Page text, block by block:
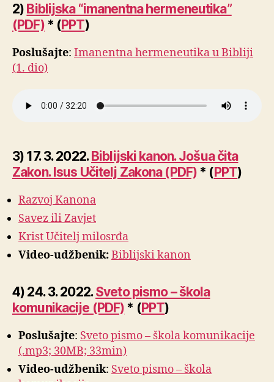
2) Biblijska “imanentna hermeneutika”
(PDF)* (PPT)
Poslušajte: Imanentna hermeneutika u Bibliji
(1. dio)
3) 17. 3. 2022.Biblijski kanon. Jošua čita
Zakon. Isus Učitelj Zakona (PDF) * (PPT)
Razvoj Kanona
Savez ili Zavjet
Krist Učitelj milosrđa
Video-udžbenik:Biblijski kanon
4) 24. 3. 2022.Sveto pismo – škola
komunikacije (PDF) * (PPT)
Poslušajte: Sveto pismo – škola komunikacije
(.mp3; 30MB; 33min)
Video-udžbenik: Sveto pismo – škola